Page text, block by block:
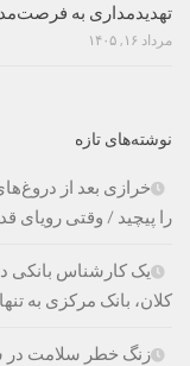
تهدیدمداری به
مرداد ۱۶, ۱۴۰۵
نوشته‌های تازه
خرازی بعد از
را پیچید / وقتی رویای
یک کارشناس بانکی
کلان، بانک مرکزی به
زنگ خطر سلامت در